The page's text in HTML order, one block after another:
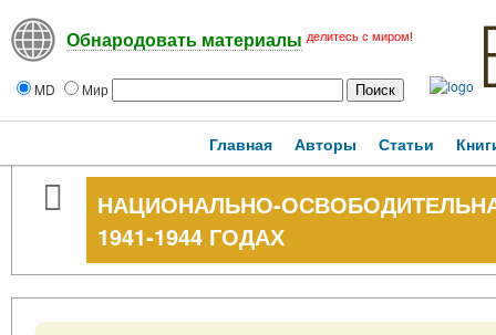
Обнародовать материалы делитесь с миром!
MD Мир
Главная Авторы Статьи
НАЦИОНАЛЬНО-
1941-1944 ГОДАХ